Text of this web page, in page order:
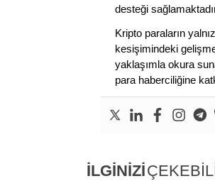
desteği
Kripto paraların
kesişimindeki
yaklaşımla okura
para haberciliğine
İLGİNİZİ